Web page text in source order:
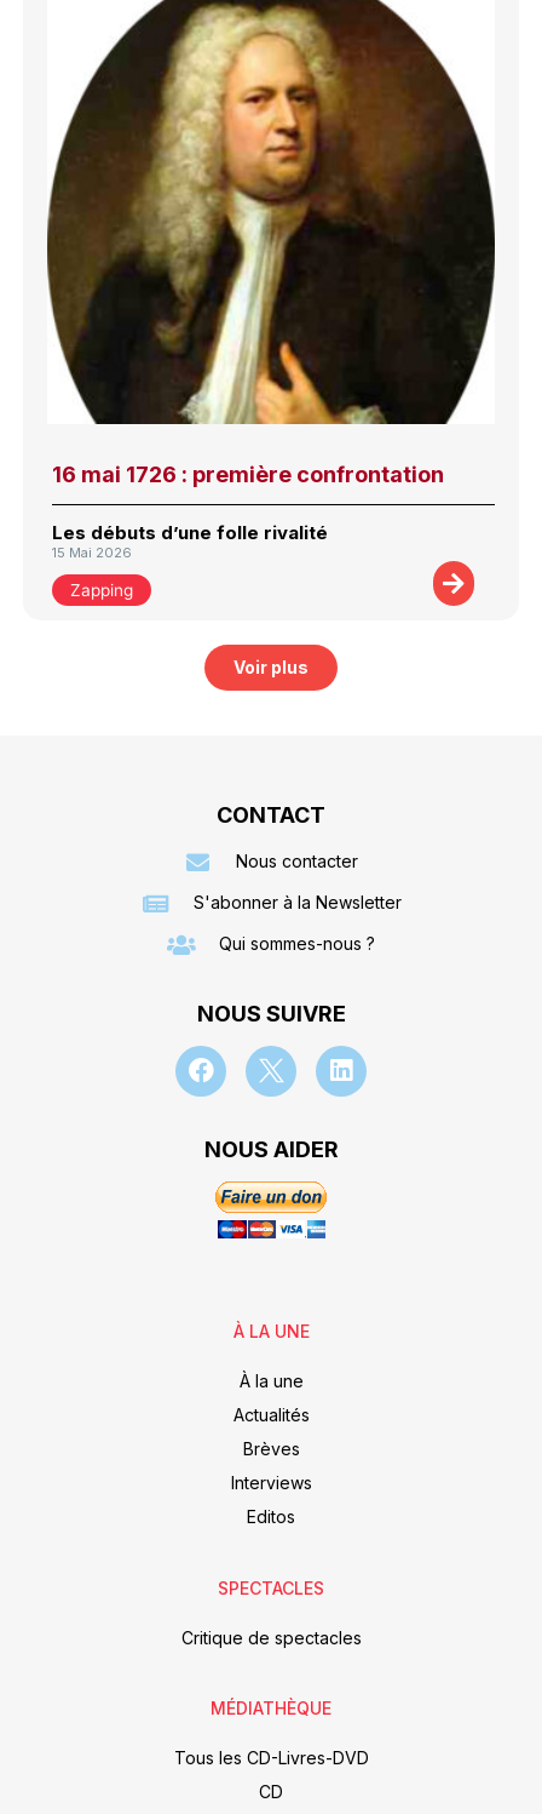
16 mai 1726 : première confrontation
Les débuts d’une folle rivalité
15 Mai 2026
Zapping
Voir plus
CONTACT
Nous contacter
S'abonner à la Newsletter
Qui sommes-nous ?
NOUS SUIVRE
NOUS AIDER
À LA UNE
À la une
Actualités
Brèves
Interviews
Editos
SPECTACLES
Critique de spectacles
MÉDIATHÈQUE
Tous les CD-Livres-DVD
CD